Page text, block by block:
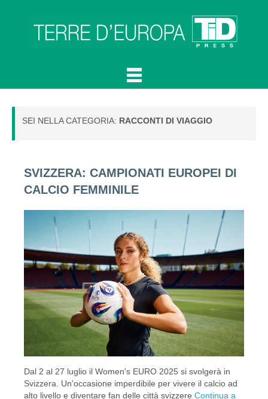
SEI NELLA CATEGORIA: RACCONTI DI VIAGGIO
SVIZZERA: CAMPIONATI EUROPEI DI
CALCIO FEMMINILE
Dal 2 al 27 luglio il Women's EURO 2025 si svolgerà in
Svizzera. Un'occasione imperdibile per vivere il calcio ad
alto livello e diventare fan delle città svizzere Continua a